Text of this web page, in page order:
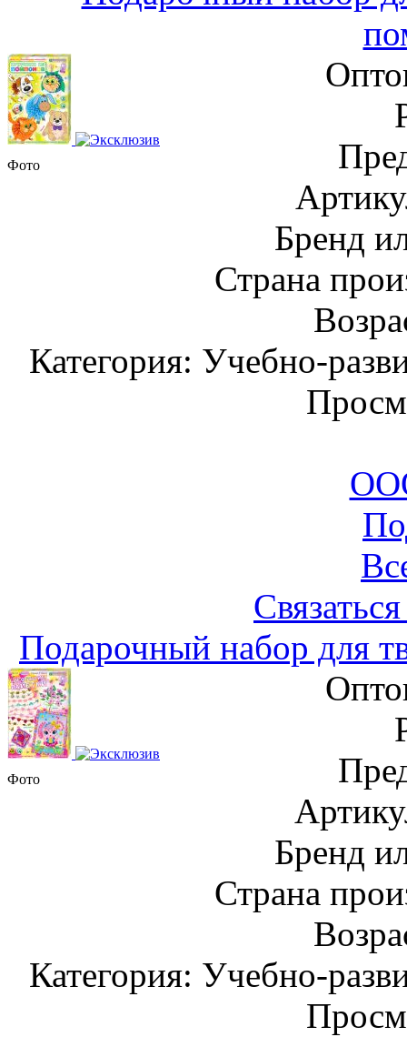
Фото
Бренд
Страна
Категория: Учебно-
Подарочный набор для
Фото
Бренд
Страна
Категория: Учебно-